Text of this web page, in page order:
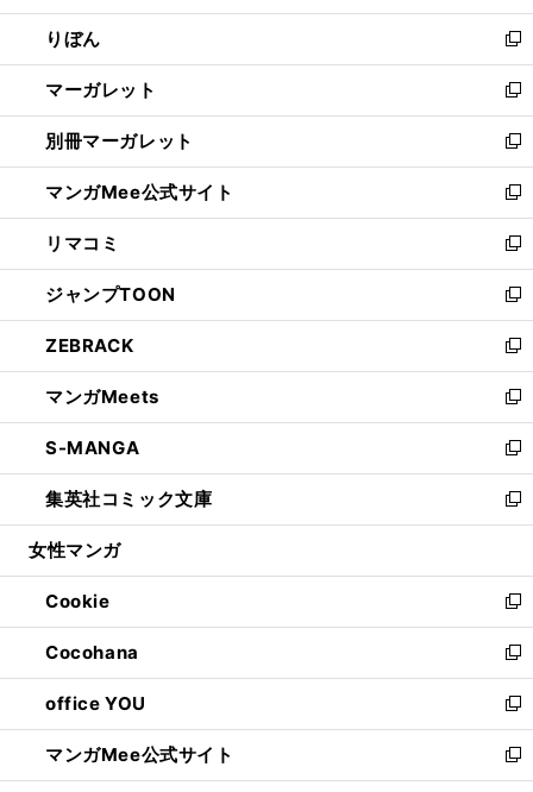
開
く
ウ
で
開
く
ン
ド
ウ
で
開
く
ウ
ィ
ン
ド
ウ
で
開
く
りぼん
新
し
い
ウ
ィ
ン
ド
ウ
で
開
く
マーガレット
新
し
い
ウ
ィ
ン
ド
ウ
で
開
く
別冊マーガレット
新
し
い
ウ
ィ
ン
ド
ウ
で
開
く
マンガMee公式サイト
新
し
い
ウ
ィ
ン
ド
ウ
で
開
く
リマコミ
新
し
い
ウ
ィ
ン
ド
ウ
で
開
く
ジャンプTOON
新
し
い
ウ
ィ
ン
ド
ウ
で
開
ZEBRACK
新
し
い
ウ
ィ
ン
ド
ウ
開
く
マンガMeets
新
し
い
ウ
ィ
ン
ウ
で
開
く
S-MANGA
新
し
い
ウ
ン
ド
ウ
で
開
く
集英社コミック文庫
新
し
ウ
ィ
ン
ド
ウ
で
開
く
女性マンガ
Cookie
新
し
い
ウ
ィ
ン
ド
ウ
Cocohana
新
し
い
ウ
ィ
ン
office YOU
新
し
い
ウ
マンガMee公式サイト
新
し